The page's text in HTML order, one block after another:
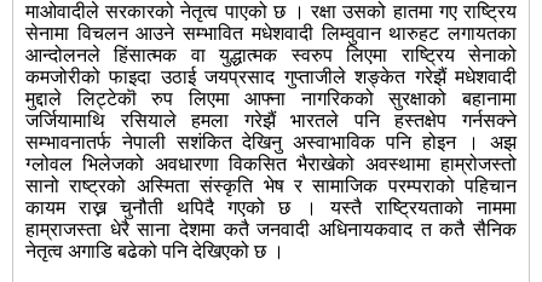
माओवादीले सरकारको नेतृत्व पाएको छ । रक्षा उसको हातमा गए राष्ट्रिय
सेनामा विचलन आउने सम्भावित मधेशवादी लिम्वुवान थारुहट लगायतका
आन्दोलनले हिंसात्मक वा युद्धात्मक स्वरुप लिएमा राष्ट्रिय सेनाको
कमजोरीको फाइदा उठाई जयप्रसाद गुप्ताजीले शङ्केत गरेझैं मधेशवादी
मुद्दाले लिट्टेकॊ रुप लिएमा आफ्ना नागरिकको सुरक्षाको बहानामा
जर्जियामाथि रसियाले हमला गरेझैं भारतले पनि हस्तक्षेप गर्नसक्ने
सम्भावनातर्फ नेपाली सशंकित देखिनु अस्वाभाविक पनि होइन । अझ
ग्लोवल भिलेजको अवधारणा विकसित भैराखेको अवस्थामा हाम्रोजस्तो
सानो राष्ट्रको अस्मिता संस्कृति भेष र सामाजिक परम्पराको पहिचान
कायम राख्न चुनौती थपिदै गएको छ । यस्तै राष्ट्रियताको नाममा
हाम्राजस्ता धेरै साना देशमा कतै जनवादी अधिनायकवाद त कतै सैनिक
नेतृत्व अगाडि बढेको पनि देखिएको छ ।